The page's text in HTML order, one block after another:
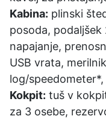
Kabina: plinski
posoda,
napajanje,
USB vrata,
log/
Kokpit: tuš v
za 3 osebe,